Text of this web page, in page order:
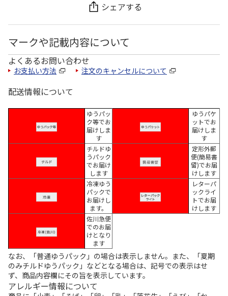
シェアする
マークや記載内容について
よくあるお問い合わせ
お支払い方法 注文のキャンセルについて
配送情報について
ゆうパッ
ク等でお
届けしま
す
ゆうパケ
ットでお
届けしま
す
チルドゆ
うパック
でお届け
します
定形外郵
便(簡易書
留)でお届
けします
冷凍ゆう
パックで
お届けし
ます。
レターパ
ックライ
トでお届
けします
佐川急便
でのお届
けとなり
ます
なお、「普通ゆうパック」の場合は表示しません。また、「夏期
のみチルドゆうパック」などとなる場合は、記号での表示はせ
ず、商品内容欄にその旨を表示しています。
アレルギー情報について